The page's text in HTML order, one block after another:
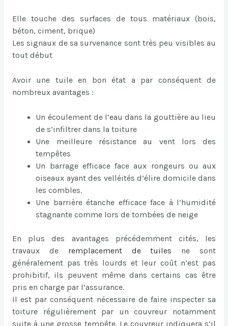
Elle touche des surfaces de tous matériaux (bois,
béton, ciment, brique)
Les signaux de sa survenance sont très peu visibles au
tout début
Avoir une tuile en bon état a par conséquent de
nombreux avantages :
Un écoulement de l’eau dans la gouttière au lieu
de s’infiltrer dans la toiture
Une meilleure résistance au vent lors des
tempêtes
Un barrage efficace face aux rongeurs ou aux
oiseaux ayant des velléités d’élire domicile dans
les combles.
Une barrière étanche efficace face à l’humidité
stagnante comme lors de tombées de neige
En plus des avantages précédemment cités, les
travaux de
remplacement de tuiles
ne sont
généralement pas très lourds et leur coût n’est pas
prohibitif, ils peuvent même dans certains cas être
pris en charge par l’assurance.
Il est par conséquent nécessaire de faire inspecter sa
toiture régulièrement par un couvreur notamment
suite à une grosse tempête. Le couvreur indiquera s’il